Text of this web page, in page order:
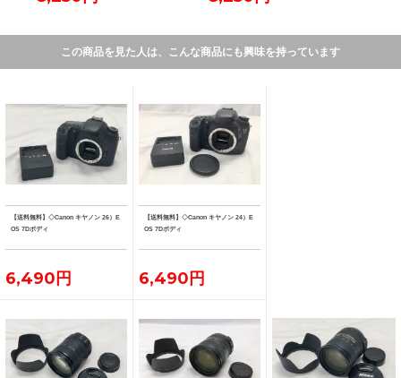
この商品を見た人は、こんな商品にも興味を持っています
【送料無料】◇Canon キヤノン 26）E
OS 7Dボディ
6,490円
【送料無料】◇Canon キヤノン 24）E
OS 7Dボディ
6,490円